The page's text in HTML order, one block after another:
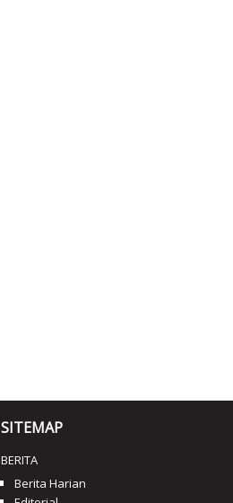
SITEMAP
BERITA
Berita Harian